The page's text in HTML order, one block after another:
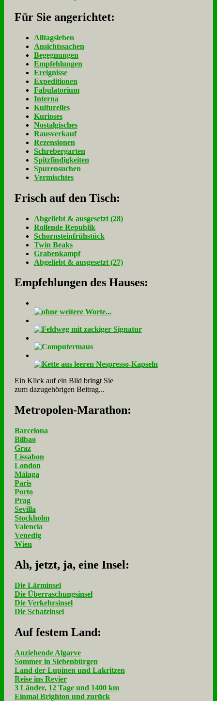
Für Sie an­ge­rich­tet:
Alltagsleben
Ansichtssachen
Begegnungen
Empfehlungen
Ereignisse
Expeditionen
Fabulatorium
Interna
Kulturelles
Kurioses
Nostalgisches
Rausverkauf
Rezensionen
Schrebergarten
Spitzfindigkeiten
Spurensuchen
Vermischtes
Frisch auf den Tisch:
Ab­ge­liebt & aus­ge­setzt (28)
Rol­len­de Re­pu­blik
Schorn­stein­früh­stück
Twin Beaks
Gra­ben­kampf
Ab­ge­liebt & aus­ge­setzt (27)
Empfehlungen des Hauses:
Ein Klick auf ein Bild bringt Sie
zum dazugehörigen Beitrag...
Me­tro­po­len-Ma­ra­thon:
Barcelona
Bilbao
Graz
Lissabon
London
Málaga
Paris
Porto
Prag
Sevilla
Stockholm
Valencia
Venedig
Wien
Ah, jetzt, ja, ei­ne In­sel:
Die Lärminsel
Die Überraschungsinsel
Die Verkehrsinsel
Die Schatzinsel
Auf fe­stem Land:
Anziehende Algarve
Sommer in Siebenbürgen
Land der Lupinen und Lakritzen
Reise ins Revier
3 Länder, 12 Tage und 1400 km
Einmal Brighton und zurück